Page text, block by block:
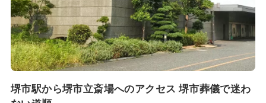
堺市駅から堺市立斎場へのアクセス 堺市葬儀で迷わ